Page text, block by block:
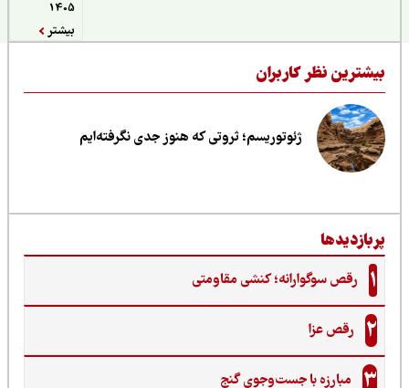
نظر کاربران
ژئوتوریسم؛ ثروتی که هنوز جدی نگرفته‌ایم
رقص سوگوارانه؛ کنشی مقاومتی
رقص عزا
مبارزه با جست‌وجوی گنج‌